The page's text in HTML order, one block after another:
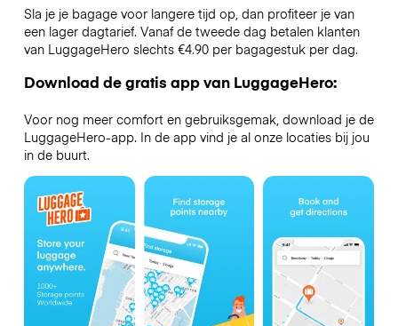
Sla je je bagage voor langere tijd op, dan profiteer je van
een lager dagtarief. Vanaf de tweede dag betalen klanten
van LuggageHero slechts €4.90 per bagagestuk per dag.
Download de gratis app van LuggageHero:
Voor nog meer comfort en gebruiksgemak, download je de
LuggageHero-app. In de app vind je al onze locaties bij jou
in de buurt.